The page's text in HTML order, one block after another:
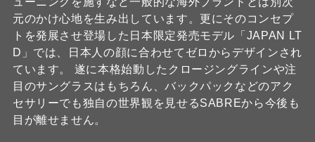
元のかけ心地を生み出しています。更にそのコンセプ
トを発展させ登場した日本限定発売モデル「JAPAN LT
D」では、日本人の顔に合わせてゼロからデザインされ
ています。 遂に本格始動したクロージングラインや注
目のサングラスはもちろん、バックパックなどのアク
セサリーでも独自の世界観を見せるSABREから今後も
目が離せません。